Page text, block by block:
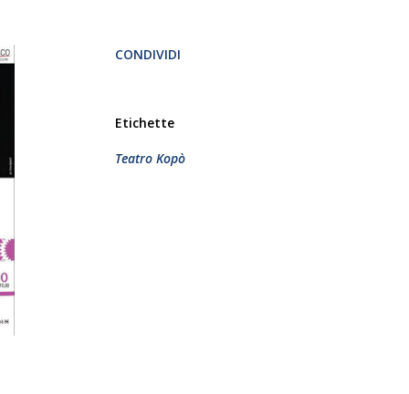
CONDIVIDI
Etichette
Teatro Kopò